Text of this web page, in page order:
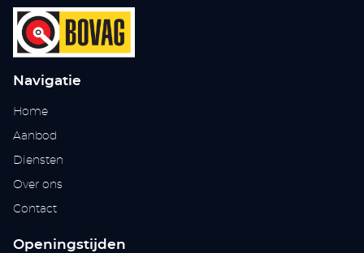
Navigatie
Home
Aanbod
Diensten
Over ons
Contact
Openingstijden